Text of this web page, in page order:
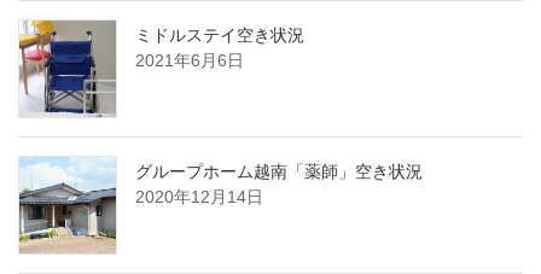
ミドルステイ空き状況
2021年6月6日
グループホーム越南「薬師」空き状況
2020年12月14日